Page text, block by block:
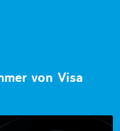
von Visa